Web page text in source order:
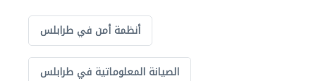
أنظمة أمن في طرابلس
الصيانة المعلوماتية في طرابلس